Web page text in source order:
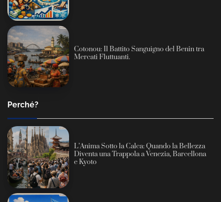
Cotonou: Il Battito Sanguigno del Benin tra
Mercati Fluttuanti.
Perché?
L’Anima Sotto la Calca: Quando la Bellezza
Diventa una Trappola a Venezia, Barcellona
e Kyoto